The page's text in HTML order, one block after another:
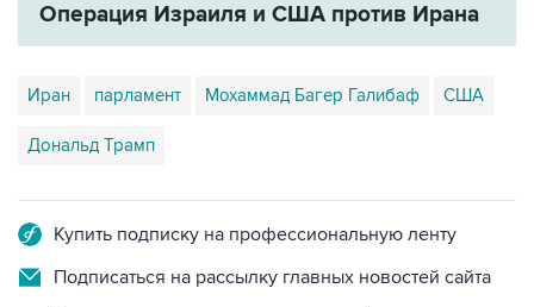
Операция Израиля и США против Ирана
Иран парламент Мохаммад Багер Галибаф США
Дональд Трамп
Купить подписку на профессиональную ленту
Подписаться на рассылку главных новостей сайта